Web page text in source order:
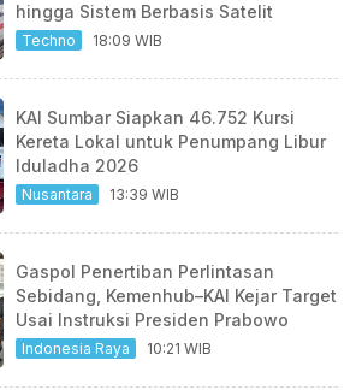
hingga Sistem Berbasis Satelit
Techno 18:09 WIB
KAI Sumbar Siapkan 46.752 Kursi
Kereta Lokal untuk Penumpang Libur
Iduladha 2026
Nusantara 13:39 WIB
Gaspol Penertiban Perlintasan
Sebidang, Kemenhub–KAI Kejar Target
Usai Instruksi Presiden Prabowo
Indonesia Raya 10:21 WIB